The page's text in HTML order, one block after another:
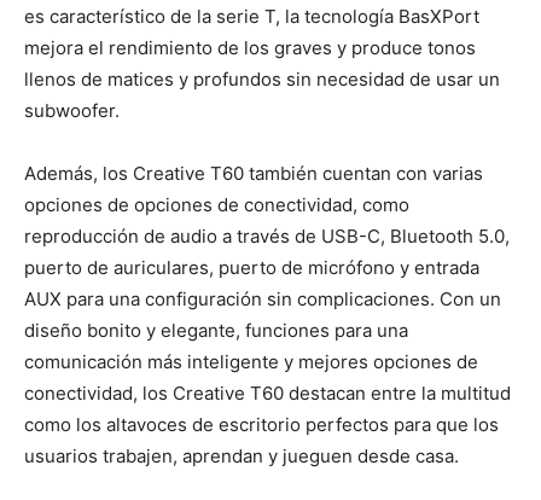
es característico de la serie T, la tecnología BasXPort
mejora el rendimiento de los graves y produce tonos
llenos de matices y profundos sin necesidad de usar un
subwoofer.
Además, los Creative T60 también cuentan con varias
opciones de opciones de conectividad, como
reproducción de audio a través de USB-C, Bluetooth 5.0,
puerto de auriculares, puerto de micrófono y entrada
AUX para una configuración sin complicaciones. Con un
diseño bonito y elegante, funciones para una
comunicación más inteligente y mejores opciones de
conectividad, los Creative T60 destacan entre la multitud
como los altavoces de escritorio perfectos para que los
usuarios trabajen, aprendan y jueguen desde casa.